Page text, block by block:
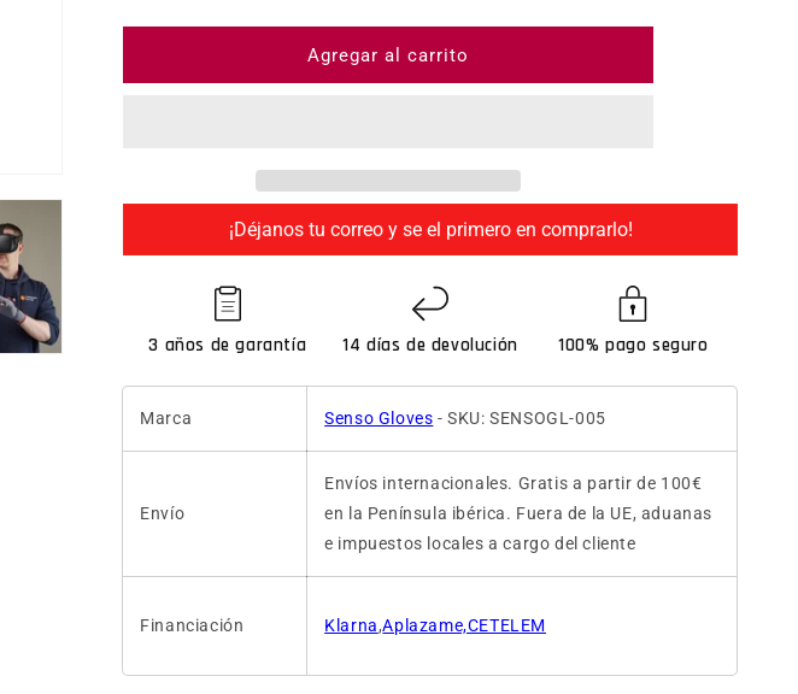
Agregar al carrito
¡Déjanos tu correo y se el primero en comprarlo!
3 años de garantía 14 días de devolución 100% pago seguro
Marca Senso Gloves - SKU: SENSOGL-005
Envío
Envíos internacionales. Gratis a partir de 100€
en la Península ibérica. Fuera de la UE, aduanas
e impuestos locales a cargo del cliente
Financiación Klarna,Aplazame,CETELEM